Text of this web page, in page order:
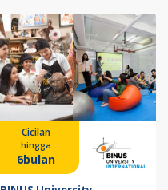
Cicilan
hingga
6bulan